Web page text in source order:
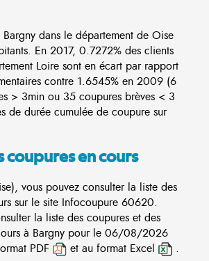
dans le département de Oise
En 2017, 0.7272% des clients
Loire sont en écart par rapport
contre 1.6545% en 2009 (6
> 3min ou 35 coupures brèves < 3
de durée cumulée de coupure sur
coupures en cours
vous pouvez consulter la liste des
sur le site Infocoupure 60620.
la liste des coupures et des
à Bargny pour le 06/08/2026
PDF
et au format Excel .